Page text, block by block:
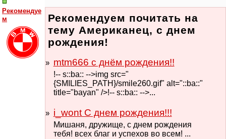
Рекомендуе
м
Рекомендуем почитать на
тему Американец, с днем
рождения!
mtm666 с днём рождения!!
!-- s::ba:: -->img src="
{SMILIES_PATH}/smile260.gif" alt="::ba::"
title="bayan" />!-- s::ba:: -->...
i_wont С днем рождения!!!
Мишаня, дружище, с днем рождения
тебя! всех благ и успехов во всем! ...